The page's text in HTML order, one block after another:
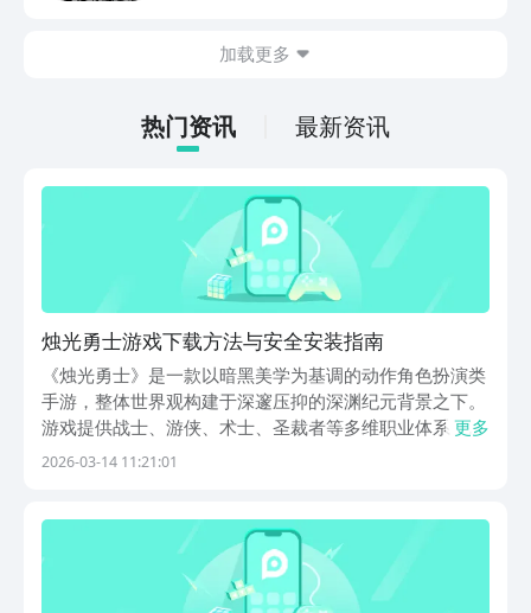
级挑战boss，同时游戏中还有非常多强
编一起来看看吧。
加载更多
热门资讯 最新资讯
烛光勇士游戏下载方法与安全安装指南
《烛光勇士》是一款以暗黑美学为基调的动作角色扮演类
手游，整体世界观构建于深邃压抑的深渊纪元背景之下。
游戏提供战士、游侠、术士、圣裁者等多维职业体系，各
职业均配备专属技能树与差异化成长路径，并深度融合高
更多
2026-03-14 11:21:01